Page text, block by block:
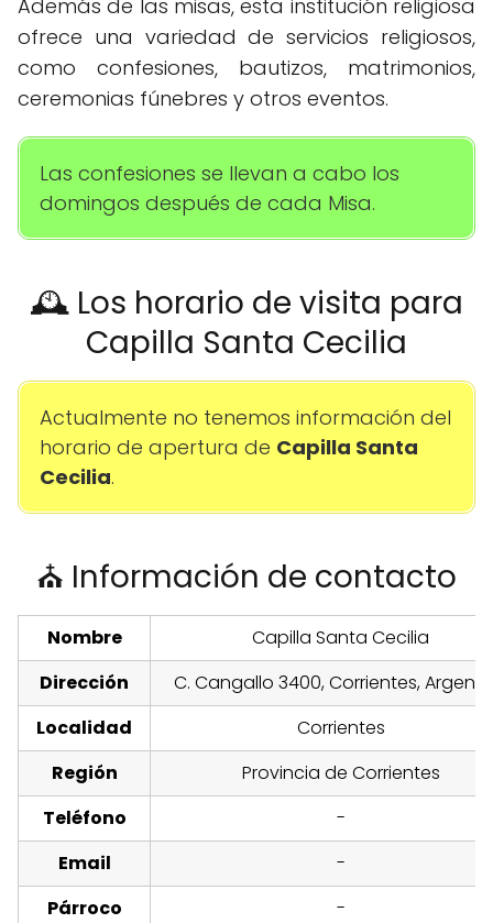
Además de las misas, esta institución religiosa
ofrece una variedad de servicios religiosos,
como confesiones, bautizos, matrimonios,
ceremonias fúnebres y otros eventos.
Las confesiones se llevan a cabo los
domingos después de cada Misa.
🕰️ Los horario de visita para
Capilla Santa Cecilia
Actualmente no tenemos información del
horario de apertura de Capilla Santa
Cecilia.
⛪ Información de contacto
Nombre
Capilla Santa Cecilia
Dirección
C. Cangallo 3400, Corrientes,
Localidad
Corrientes
Región
Provincia de Corrientes
Teléfono
-
Email
-
Párroco
-